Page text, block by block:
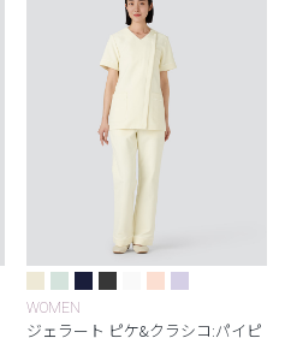
WOMEN
ジェラート ピケ&クラシコ:パイピ